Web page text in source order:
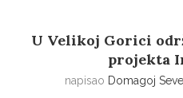
U Velikoj Gorici
projekta
napisao Domagoj